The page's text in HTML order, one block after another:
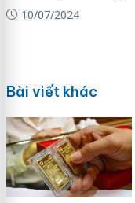
10/07/2024
Bài viết khác